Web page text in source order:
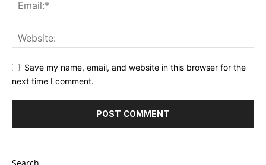
Save my name, email, and website in this browser for the
next time I comment.